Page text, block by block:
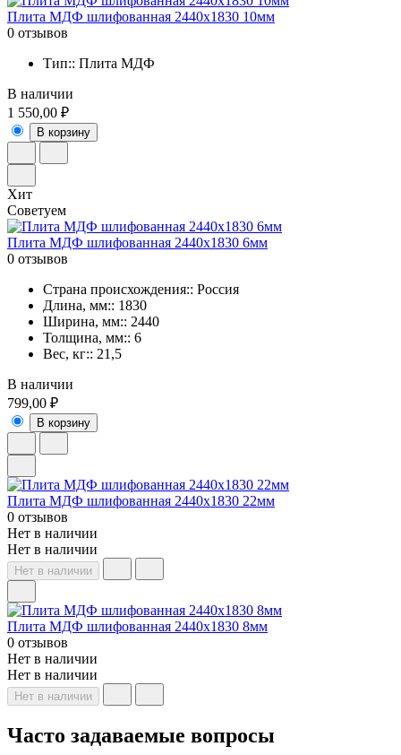
Плита МДФ шлифованная 2440x1830 10мм
0 отзывов
Тип:: Плита МДФ
В наличии
1 550,00 ₽
В корзину
Хит
Советуем
Плита МДФ шлифованная 2440x1830 6мм
0 отзывов
Страна происхождения:: Россия
Длина, мм:: 1830
Ширина, мм:: 2440
Толщина, мм:: 6
Вес, кг:: 21,5
В наличии
799,00 ₽
В корзину
Плита МДФ шлифованная 2440x1830 22мм
0 отзывов
Нет в наличии
Нет в наличии
Нет в наличии
Плита МДФ шлифованная 2440x1830 8мм
0 отзывов
Нет в наличии
Нет в наличии
Нет в наличии
Часто задаваемые вопросы